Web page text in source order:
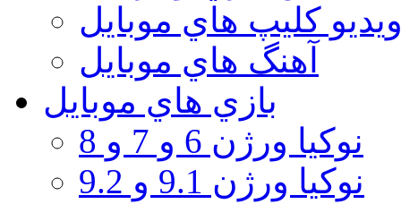
كليپ هاي موبايل
آهنگ هاي موبايل
بازي هاي موبايل
نوكيا ورژن 6 و 7 و 8
نوكيا ورژن 9.1 و 9.2